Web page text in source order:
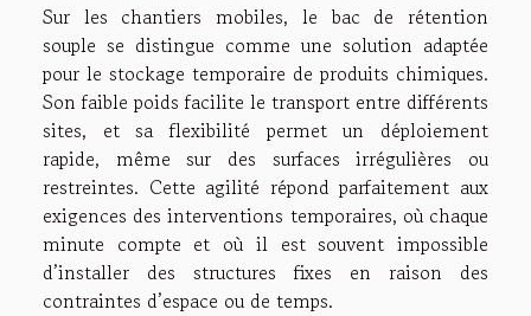
Sur les chantiers mobiles, le bac de rétention
souple se distingue comme une solution adaptée
pour le stockage temporaire de produits chimiques.
Son faible poids facilite le transport entre différents
sites, et sa flexibilité permet un déploiement
rapide, même sur des surfaces irrégulières ou
restreintes. Cette agilité répond parfaitement aux
exigences des interventions temporaires, où chaque
minute compte et où il est souvent impossible
d’installer des structures fixes en raison des
contraintes d’espace ou de temps.